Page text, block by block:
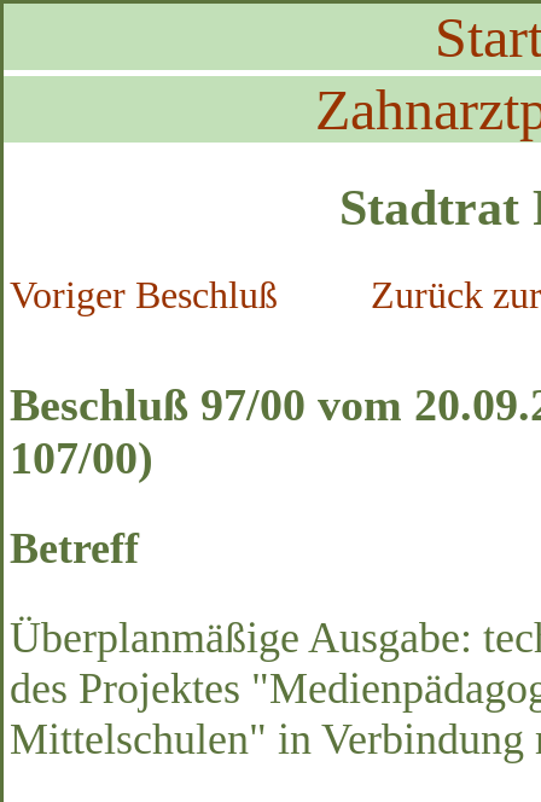
Stadtrat
Voriger Beschluß Zurück
Beschluß 97/00 vom
107/00)
Betreff
Überplanmäßige Ausgabe:
des Projektes
Mittelschulen" in